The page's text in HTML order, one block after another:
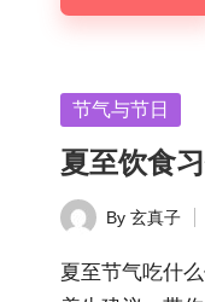
Posted
节气与节日
夏至饮食
Posted
by
By 玄真子
夏至节气吃什